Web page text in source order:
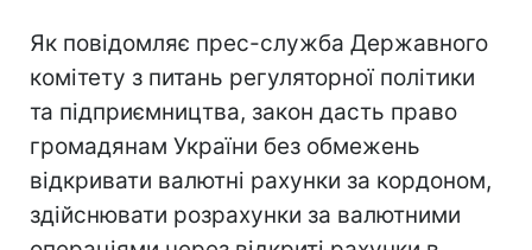
Як повідомляє прес-служба Державного
комітету з питань регуляторної політики
та підприємництва, закон дасть право
громадянам України без обмежень
відкривати валютні рахунки за кордоном,
здійснювати розрахунки за валютними